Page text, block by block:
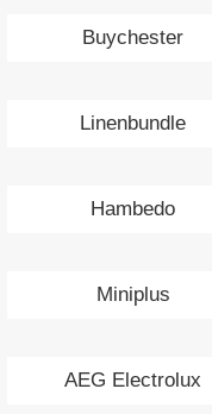
Buychester
Linenbundle
Hambedo
Miniplus
AEG Electrolux